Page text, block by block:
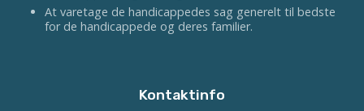
At varetage de handicappedes sag generelt til bedste
for de handicappede og deres familier.
Kontaktinfo